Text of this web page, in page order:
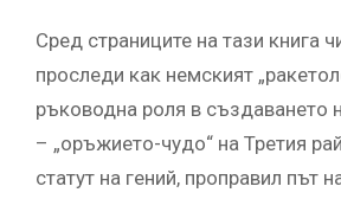
Сред страниците на тази книга
проследи как немският
ръководна роля в създаването
– „оръжието-чудо“ на Третия
статут на гений, проправил път